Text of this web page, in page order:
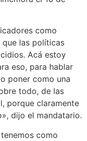
como
las políticas
Acá estoy
eso, para hablar
poner como una
todo, de las
porque claramente
dijo el mandatario.
como